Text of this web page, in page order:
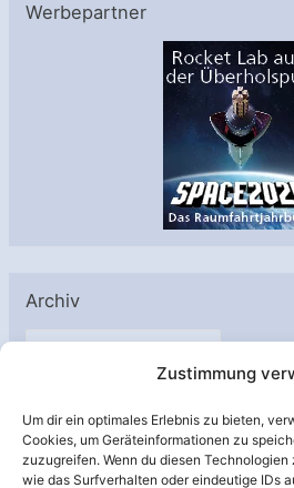
Zustimmung
Um dir ein optimales Erlebnis zu bieten,
Cookies, um Geräteinformationen zu
zuzugreifen. Wenn du diesen
wie das Surfverhalten oder eindeutige IDs
Werbepartner
Archiv
A
h
i
Unterstützt von: